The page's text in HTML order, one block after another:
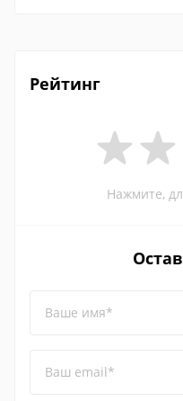
Рейтинг
Нажмите,
Ваше имя*
Ваш email*